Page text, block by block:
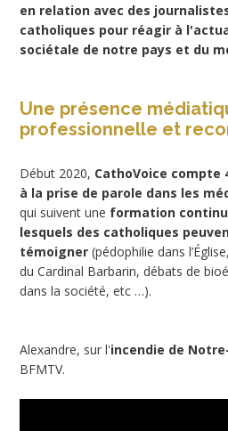
en relation avec des
catholiques pour réagir à
sociétale de notre pays et du
Une présence
professionnelle et
Début 2020, CathoVoice
à la prise de parole dans les
qui suivent une formation
lesquels des catholiques
témoigner (pédophilie dans
du Cardinal Barbarin, débats de
dans la société, etc …).
Alexandre, sur l'incendie de
BFMTV.